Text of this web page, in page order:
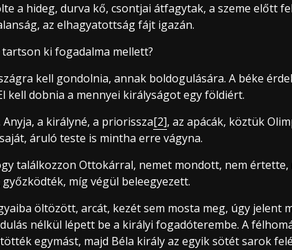
a hideg, durva kő, csontjai átfagytak, a szeme előtt
az elhagyatottság fájt igazán.
ki fogadalma mellett?
kell gondolnia, annak boldogulására. A béke
kell dobnia a mennyei királyságot egy földiért.
a királyné, a priorissza[2], az apácák, köztük
áruló teste is mintha erre vágyna.
találkozzon Ottokárral, nemet mondott, nem
míg végül beleegyezett.
öltözött, arcát, kezét sem mosta meg, úgy jelent
nélkül lépett be a királyi fogadóterembe. A
egymást, majd Béla király az egyik sötét sarok